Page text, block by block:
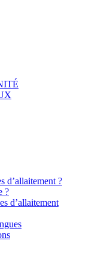
d’allaitement ?
?
d’allaitement